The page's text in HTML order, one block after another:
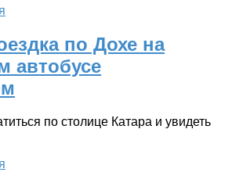
по Дохе на
автобусе
по столице Катара и увидеть